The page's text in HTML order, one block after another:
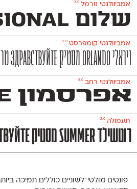
אמביוולנטי נורמל 2.0
שלום Professional פוסטר Здравствуйте מסטיק International סטודנט 1,234.00 קומפוזיציה правильно טיפוגרפיה
אמביוולנטי קומפרסט 2.0
ויראלי Orlando מסטיק Здравствуйте טרומפלדור Office תל־אביב 1,234.00 שלום правильно פלסטלינה
אמביוולנטי רחב 2.0
אפרסמון iPhone האחשדרפנים Здравствуйте שלום Orlando פוסטר 1,234.00 גלגלון правильно טיפוגרפיה
תעמולה 3.0
רוטשילד Summer מסטיק Здравствуйте שלום Professional גבריאל 1,234.00 גופנים правильно פוסטר